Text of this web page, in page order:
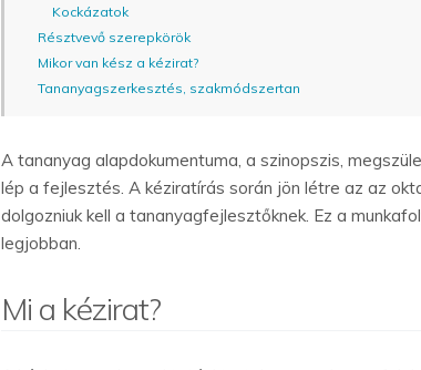
Kockázatok
Résztvevő szerepkörök
Mikor van kész a kézirat?
Tananyagszerkesztés, szakmódszertan
A tananyag alapdokumentuma, a szinopszis,
lép a fejlesztés. A kéziratírás során jön létre az az
dolgozniuk kell a tananyagfejlesztőknek. Ez a
legjobban.
Mi a kézirat?